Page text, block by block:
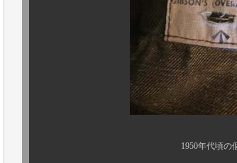
1950年代頃の個体で間違い